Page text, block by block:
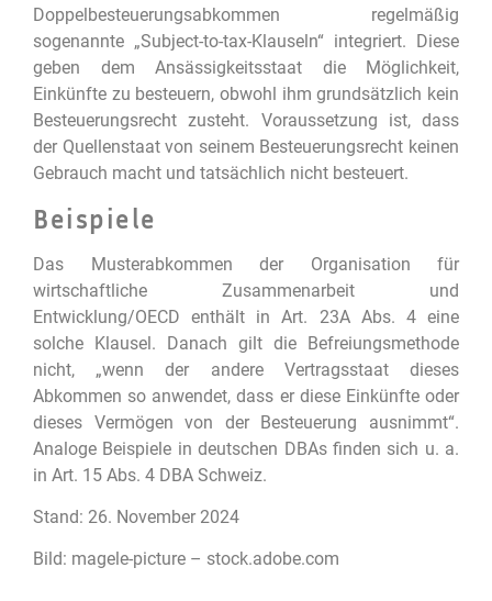
Doppelbesteuerungsabkommen regelmäßig
sogenannte „Subject-to-tax-Klauseln“ integriert. Diese
geben dem Ansässigkeitsstaat die Möglichkeit,
Einkünfte zu besteuern, obwohl ihm grundsätzlich kein
Besteuerungsrecht zusteht. Voraussetzung ist, dass
der Quellenstaat von seinem Besteuerungsrecht keinen
Gebrauch macht und tatsächlich nicht besteuert.
Beispiele
Das Musterabkommen der Organisation für
wirtschaftliche Zusammenarbeit und
Entwicklung/OECD enthält in Art. 23A Abs. 4 eine
solche Klausel. Danach gilt die Befreiungsmethode
nicht, „wenn der andere Vertragsstaat dieses
Abkommen so anwendet, dass er diese Einkünfte oder
dieses Vermögen von der Besteuerung ausnimmt“.
Analoge Beispiele in deutschen DBAs finden sich u. a.
in Art. 15 Abs. 4 DBA Schweiz.
Stand: 26. November 2024
Bild: magele-picture – stock.adobe.com